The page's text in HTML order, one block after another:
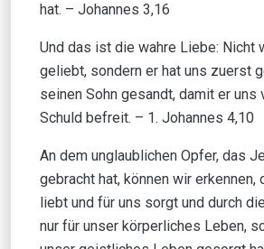
hat. – Johannes 3,16
Und das ist die wahre Liebe: Nicht
geliebt, sondern er hat uns zuerst
seinen Sohn gesandt, damit er uns
Schuld befreit. – 1. Johannes 4,10
An dem unglaublichen Opfer, das
gebracht hat, können wir erkennen,
liebt und für uns sorgt und durch
nur für unser körperliches Leben,